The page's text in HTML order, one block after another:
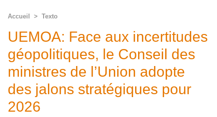
Accueil > Texto
UEMOA: Face aux incertitudes
géopolitiques, le Conseil des
ministres de l’Union adopte
des jalons stratégiques pour
2026